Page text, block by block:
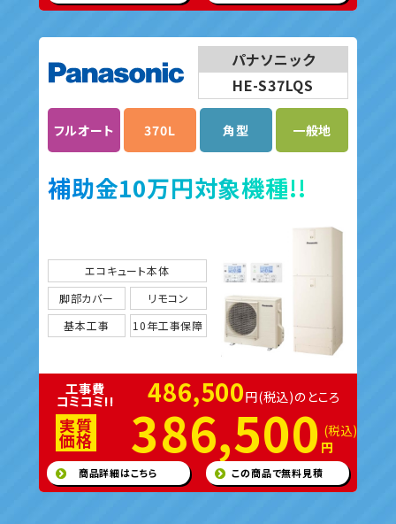
パナソニック
HE-S37LQS
フルオート 370L 角型 一般地
補助金10万円対象機種!!
エコキュート本体
脚部カバー
リモコン
基本工事
10年工事保障
工事費
コミコミ!! 486,500円(税込)のところ
実質
価格 386,500 円
(税込)
商品詳細はこちら この商品で無料見積